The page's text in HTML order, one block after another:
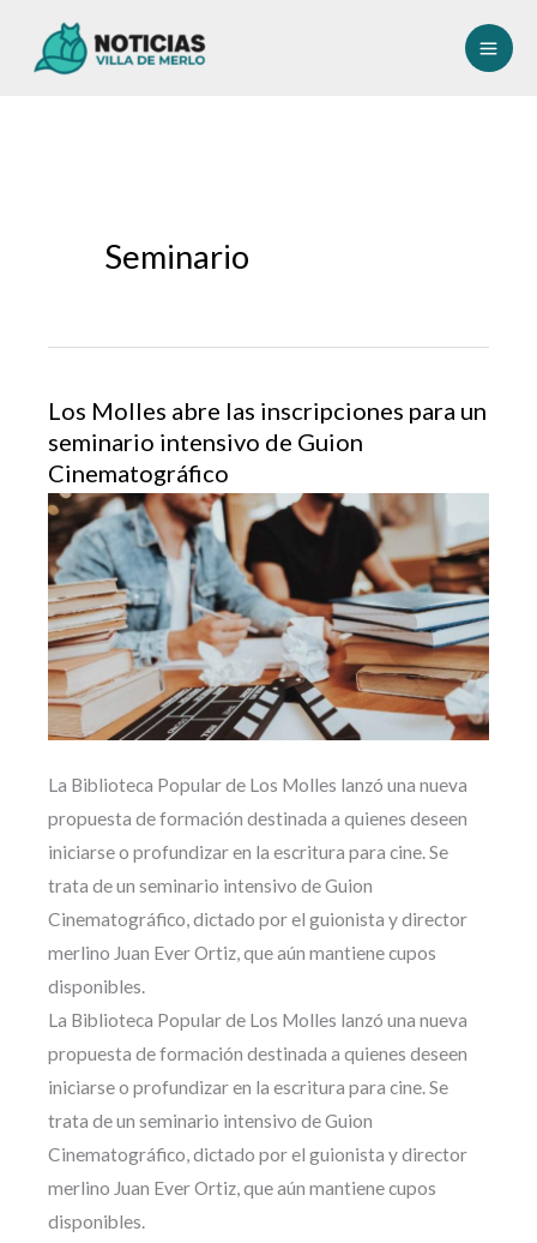
Seminario
Los Molles abre las inscripciones para un
seminario intensivo de Guion
Cinematográfico
La Biblioteca Popular de Los Molles lanzó una nueva
propuesta de formación destinada a quienes deseen
iniciarse o profundizar en la escritura para cine. Se
trata de un seminario intensivo de Guion
Cinematográfico, dictado por el guionista y director
merlino Juan Ever Ortiz, que aún mantiene cupos
disponibles.
La Biblioteca Popular de Los Molles lanzó una nueva
propuesta de formación destinada a quienes deseen
iniciarse o profundizar en la escritura para cine. Se
trata de un seminario intensivo de Guion
Cinematográfico, dictado por el guionista y director
merlino Juan Ever Ortiz, que aún mantiene cupos
disponibles.